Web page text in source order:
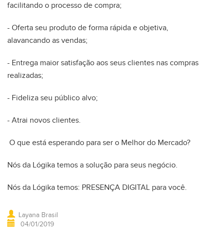
facilitando o processo de compra;
- Oferta seu produto de forma rápida e objetiva,
alavancando as vendas;
- Entrega maior satisfação aos seus clientes nas compras
realizadas;
- Fideliza seu público alvo;
- Atrai novos clientes.
O que está esperando para ser o Melhor do Mercado?
Nós da Lógika temos a solução para seus negócio.
Nós da Lógika temos: PRESENÇA DIGITAL para você.
Layana Brasil
04/01/2019